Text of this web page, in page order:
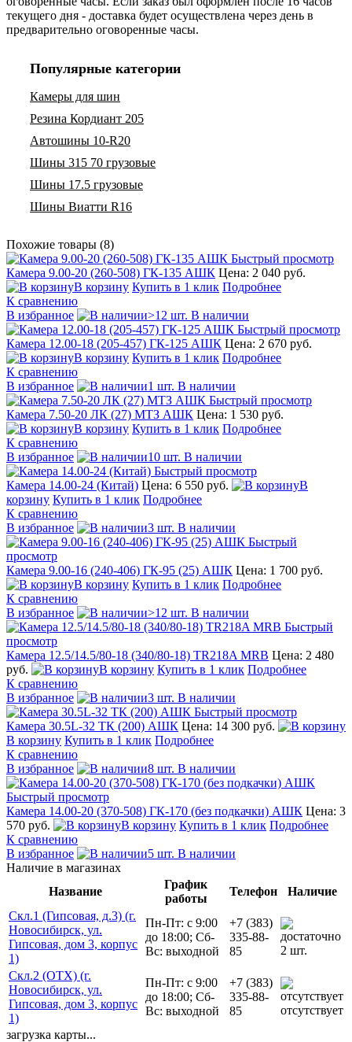
текущего дня - доставка будет осуществлена через день в
предварительно оговоренные часы.
Популярные категории
Камеры для шин
Резина Кордиант 205
Автошины 10-R20
Шины 315 70 грузовые
Шины 17.5 грузовые
Шины Виатти R16
Похожие товары (8)
Быстрый просмотр
Камера 9.00-20 (260-508) ГК-135 АШК Цена: 2 040 руб.
В корзину Купить в 1 клик Подробнее
К сравнению
В избранное
>12 шт. В наличии
Быстрый просмотр
Камера 12.00-18 (205-457) ГК-125 АШК Цена: 2 670 руб.
В корзину Купить в 1 клик Подробнее
К сравнению
В избранное
1 шт. В наличии
Быстрый просмотр
Камера 7.50-20 ЛК (27) МТЗ АШК Цена: 1 530 руб.
В корзину Купить в 1 клик Подробнее
К сравнению
В избранное
10 шт. В наличии
Быстрый просмотр
Камера 14.00-24 (Китай) Цена: 6 550 руб.
В
корзину Купить в 1 клик Подробнее
К сравнению
В избранное
3 шт. В наличии
Быстрый
просмотр
Камера 9.00-16 (240-406) ГК-95 (25) АШК Цена: 1 700 руб.
В корзину Купить в 1 клик Подробнее
К сравнению
В избранное
>12 шт. В наличии
Быстрый
просмотр
Камера 12.5/14.5/80-18 (340/80-18) TR218A MRB Цена: 2 480
руб.
В корзину Купить в 1 клик Подробнее
К сравнению
В избранное
3 шт. В наличии
Быстрый просмотр
Камера 30.5L-32 ТК (200) АШК Цена: 14 300 руб.
В корзину Купить в 1 клик Подробнее
К сравнению
В избранное
8 шт. В наличии
Быстрый просмотр
Камера 14.00-20 (370-508) ГК-170 (без подкачки) АШК Цена: 3
570 руб.
В корзину Купить в 1 клик Подробнее
К сравнению
В избранное
5 шт. В наличии
Наличие в магазинах
Название
График
работы
Телефон
Наличие
Скл.1 (Гипсовая, д.3) (г.
Новосибирск, ул.
Гипсовая, дом 3, корпус
1)
Пн-Пт: с 9:00
до 18:00; Сб-
Вс: выходной
+7 (383)
335-88-
85
2 шт.
Скл.2 (ОТХ) (г.
Новосибирск, ул.
Гипсовая, дом 3, корпус
1)
Пн-Пт: с 9:00
до 18:00; Сб-
Вс: выходной
+7 (383)
335-88-
85
отсутствует
загрузка карты...